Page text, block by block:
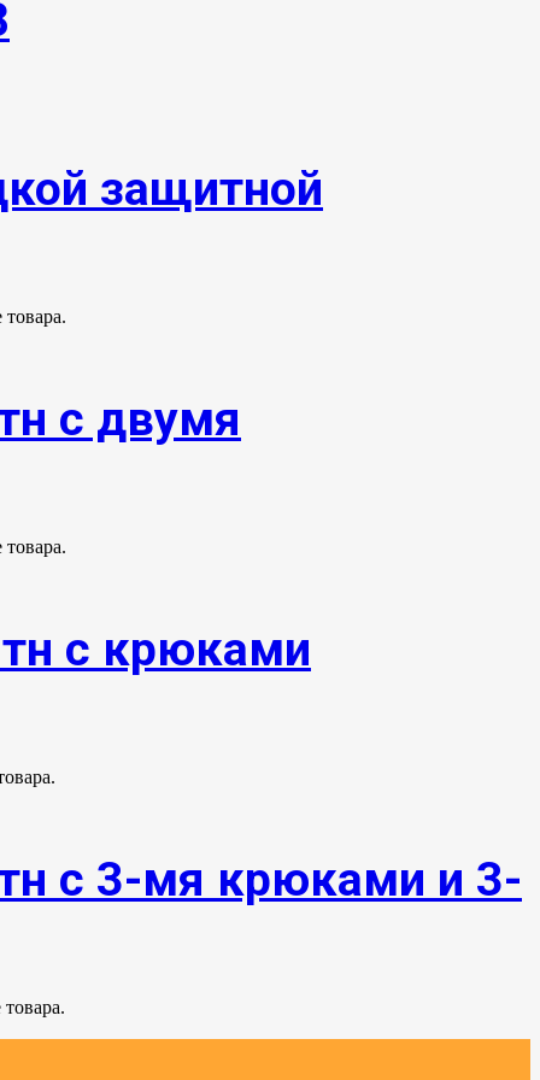
защитной
с двумя
с крюками
с 3-мя крюками и 3-